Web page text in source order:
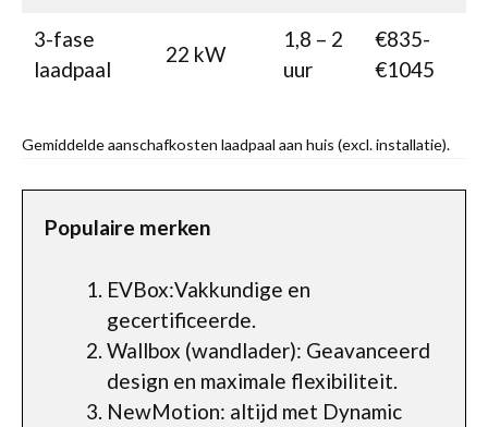
3-fase
laadpaal
22 kW
1,8 – 2
uur
€835-
€1045
Gemiddelde aanschafkosten laadpaal aan huis (excl. installatie).
Populaire merken
EVBox:Vakkundige en
gecertificeerde.
Wallbox (wandlader): Geavanceerd
design en maximale flexibiliteit.
NewMotion: altijd met Dynamic